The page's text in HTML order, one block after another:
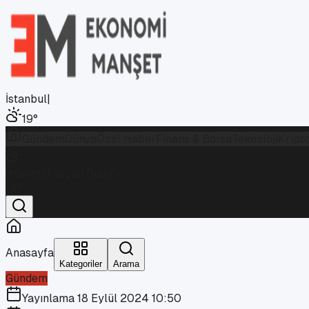
İstanbul|
19°
Anasayfa
Kategoriler Arama
Gündem
Yayınlama18 Eylül 2024 10:50